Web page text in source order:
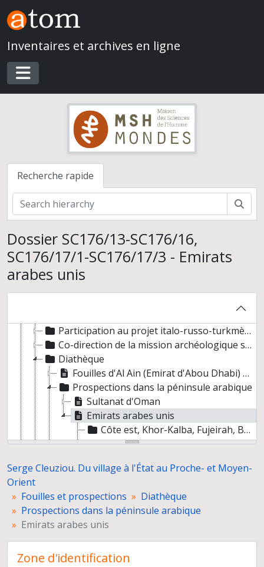
Skip to main content
Inventaires et archives en ligne
Toggle navigation
Recherche rapide
Dossier SC176/13-SC176/16,
SC176/17/1-SC176/17/3 - Emirats
arabes unis
Serge Cleuziou. Du village à l'État au Proche- et Moyen-Orient
Fouilles et prospections
Documentation cartographique
Direction de la mission archéologique française d'Al Ain (Abou Dhabi, Emirats arabes unis) et travaux postérieurs
Co-direction du Joint Hadd Project (JHP), Sultanat d'Oman
Participation au projet italo-russo-turkmène de cartographie du delta de la Murghab (Turkménistan)
Co-direction de la mission archéologique sur le peuplement des piémonts du Kopet Dagh, Turkménistan (mai 1996)
Diathèque
Fouilles d'Al Ain (Emirat d'Abou Dhabi) et photographies post-fouilles
Prospections dans la péninsule arabique
Sultanat d'Oman
Emirats arabes unis
Côte est, Khor-Kalba, Fujeirah, Badiyah, Dibba
Fujeirah, cascades
Piémont intérieur : Schwaib, Dhaib, Al-Madam, Qarn Bint Saud
Prospections dans les anciennes mines de cuivre du Sultanat d'Oman
Fouilles d'Umm Jidr à Bahreïn et photographies d'autres sites du Royaume
Joint Hadd Project (Sultanat d'Oman)
Prospections des sites de l'Age du Bronze au Yémen
Photographies numériques
Serge Cleuziou. Du village à l'État au Proche- et Moyen-
Orient
Fouilles et prospections
Diathèque
Prospections dans la péninsule arabique
Emirats arabes unis
Zone d'identification